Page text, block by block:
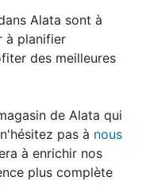
Alata sont à
à planifier
des meilleures
de Alata qui
pas à nous
à enrichir nos
plus complète